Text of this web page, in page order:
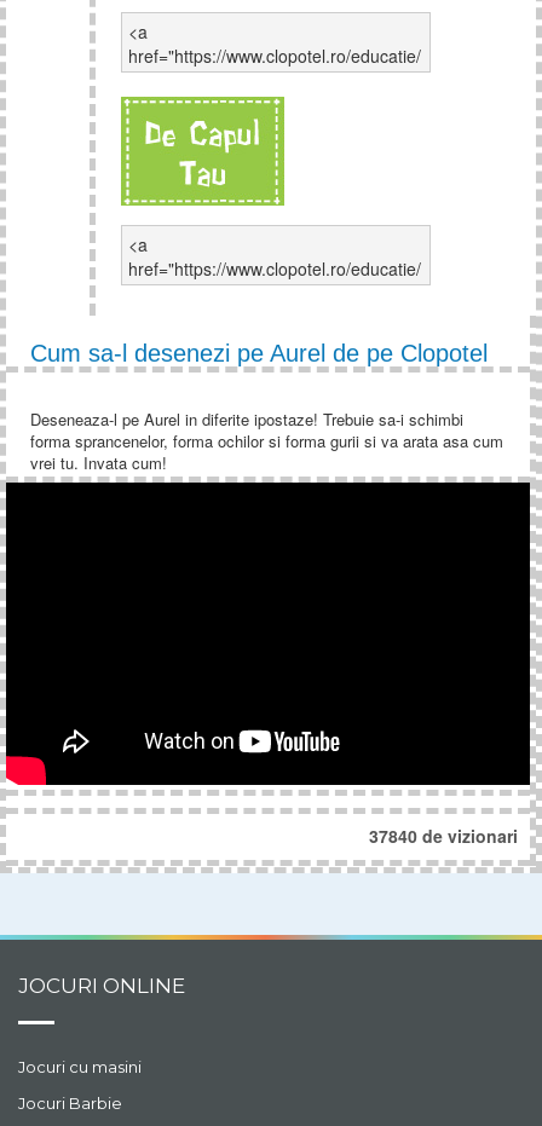
dintr-o hartie
"De capul tau" e acum pe
clopotel.ro! Urmareste
primul episod si spune ce
parere ai. Fa si tu un
fluture din hartie si
castiga clopotei! In fiecare
luni apare un nou episod!
Cum sa-l desenezi pe Aurel de pe Clopotel
Deseneaza-l pe Aurel in diferite ipostaze! Trebuie sa-i schimbi
forma sprancenelor, forma ochilor si forma gurii si va arata asa cum
vrei tu. Invata cum!
37840 de vizionari
JOCURI ONLINE
Jocuri cu masini
Jocuri Barbie